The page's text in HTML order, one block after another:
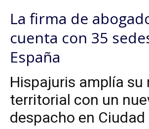
La firma de
cuenta con 35
España
Hispajuris amplía su
territorial con un
despacho en Ciudad